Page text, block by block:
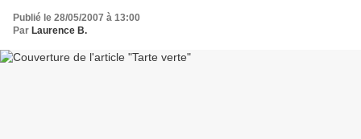
Publié le 28/05/2007 à 13:00
Par Laurence B.